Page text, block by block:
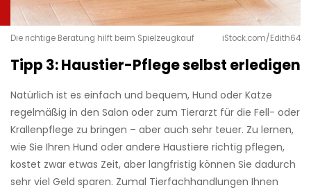
Die richtige Beratung hilft beim Spielzeugkauf iStock.com/Edith64
Tipp 3: Haustier-Pflege selbst erledigen
Natürlich ist es einfach und bequem, Hund oder Katze
regelmäßig in den Salon oder zum Tierarzt für die Fell- oder
Krallenpflege zu bringen – aber auch sehr teuer. Zu lernen,
wie Sie Ihren Hund oder andere Haustiere richtig pflegen,
kostet zwar etwas Zeit, aber langfristig können Sie dadurch
sehr viel Geld sparen. Zumal Tierfachhandlungen Ihnen